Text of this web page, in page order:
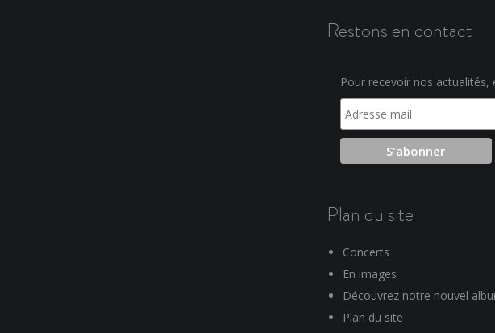
Restons en contact
Pour recevoir nos
Plan du site
Concerts
En images
Découvrez notre nouvel
Plan du site